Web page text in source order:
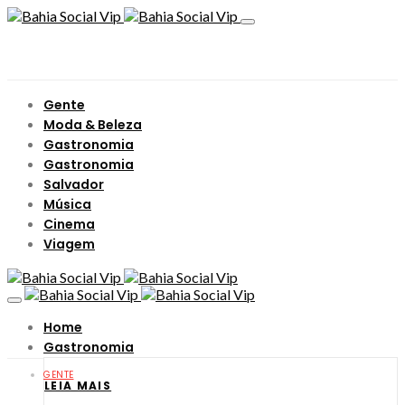
Gente
Moda & Beleza
Gastronomia
Gastronomia
Salvador
Música
Cinema
Viagem
Home
Gastronomia
LEIA MAIS
GENTE